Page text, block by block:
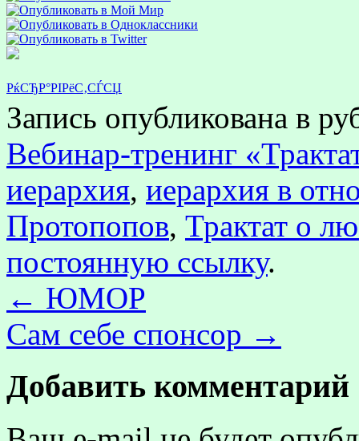
РќСЂР°РІРёС‚СЃСЏ
Запись опубликована в
Вебинар-тренинг
иерархия, иерархия в
Протопопов, Трактат о
постоянную ссылку.
← ЮМОР
Сам себе спонсор →
Добавить комментарий